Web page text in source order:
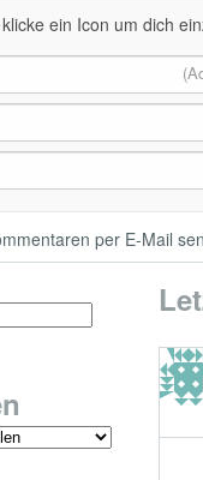
ein Icon um dich
per E-Mail